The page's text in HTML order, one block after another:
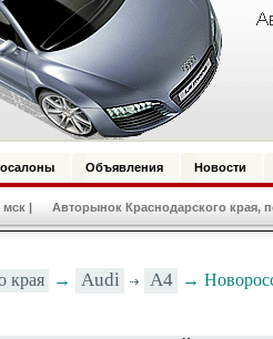
Объявления Новости
мск | Авторынок Краснодарского края,
края → Audi A4
→